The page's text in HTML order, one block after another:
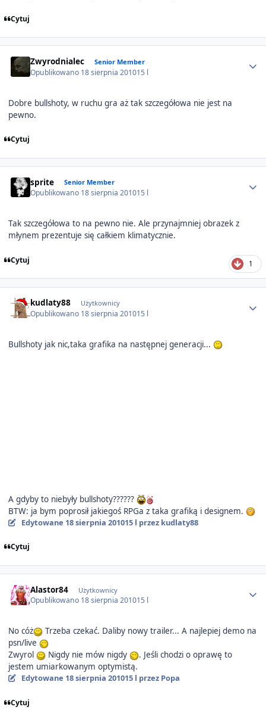
Cytuj
Zwyrodnialec Senior Member
Opublikowano 18 sierpnia 201015 l
Dobre bullshoty, w ruchu gra aż tak szczegółowa nie jest na
pewno.
Cytuj
sprite Senior Member
Opublikowano 18 sierpnia 201015 l
Tak szczegółowa to na pewno nie. Ale przynajmniej obrazek z
młynem prezentuje się całkiem klimatycznie.
Cytuj 1
kudlaty88 Użytkownicy
Opublikowano 18 sierpnia 201015 l
Bullshoty jak nic,taka grafika na następnej generacji...
A gdyby to niebyły bullshoty??????
BTW: ja bym poprosił jakiegoś RPGa z taka grafiką i designem.
Edytowane 18 sierpnia 201015 l przez kudlaty88
Cytuj
Alastor84 Użytkownicy
Opublikowano 18 sierpnia 201015 l
No cóż
Trzeba czekać. Daliby nowy trailer... A najlepiej demo na
psn/live
Zwyrol
Nigdy nie mów nigdy
. Jeśli chodzi o oprawę to
jestem umiarkowanym optymistą.
Edytowane 18 sierpnia 201015 l przez Popa
Cytuj